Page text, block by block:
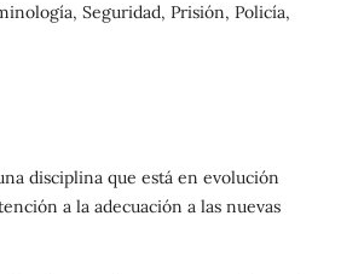
Seguridad, Prisión, Policía,
disciplina que está en evolución
a la adecuación a las nuevas